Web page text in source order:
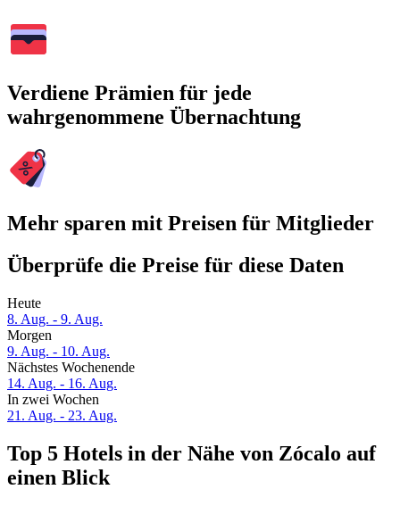
Verdiene Prämien für jede
wahrgenommene Übernachtung
Mehr sparen mit Preisen für Mitglieder
Überprüfe die Preise für diese Daten
Heute
8. Aug. - 9. Aug.
Morgen
9. Aug. - 10. Aug.
Nächstes Wochenende
14. Aug. - 16. Aug.
In zwei Wochen
21. Aug. - 23. Aug.
Top 5 Hotels in der Nähe von Zócalo auf
einen Blick